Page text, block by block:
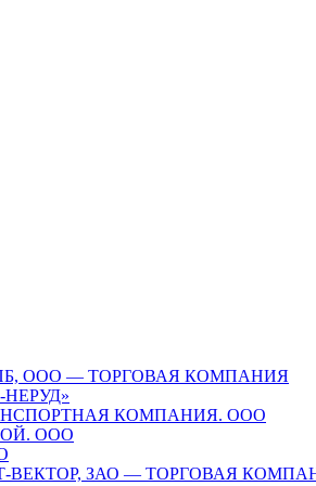
ООО — ТОРГОВАЯ КОМПАНИЯ
КОМПАНИЯ. ООО
ООО
ВЕКТОР, ЗАО — ТОРГОВАЯ